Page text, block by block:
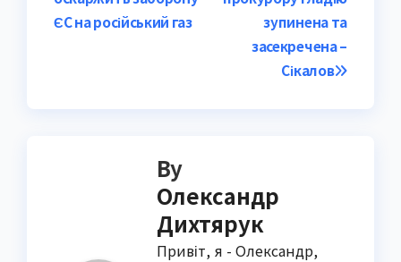
navigation
зупинена та
засекречена –
Сікалов
ЄС на російський газ
By
Олександр
Дихтярук
Привіт, я - Олександр,